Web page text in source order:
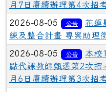
月7日賡續辦理第4次招
2026-08-05 公告
花蓮
練及整合計畫 專案助理
2026-08-05 公告
本校
點代課教師甄選第2次
月6日賡續辦理第3次招